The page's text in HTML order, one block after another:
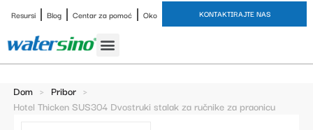
Resursi Blog Centar za pomoć Oko KONTAKTIRAJTE NAS
Dom > Pribor >
Hotel Thicken SUS304 Dvostruki stalak za ručnike za praonicu